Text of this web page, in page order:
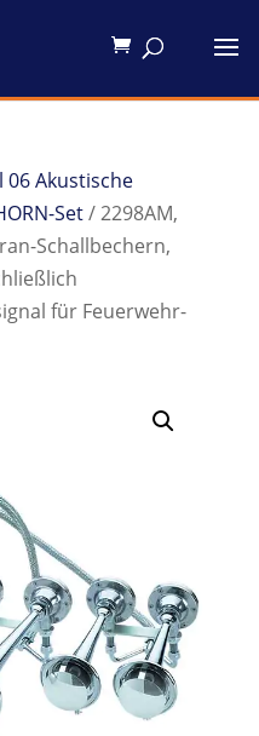
06 Akustische
Set/ 2298AM,
Schallbechern,
für Feuerwehr-